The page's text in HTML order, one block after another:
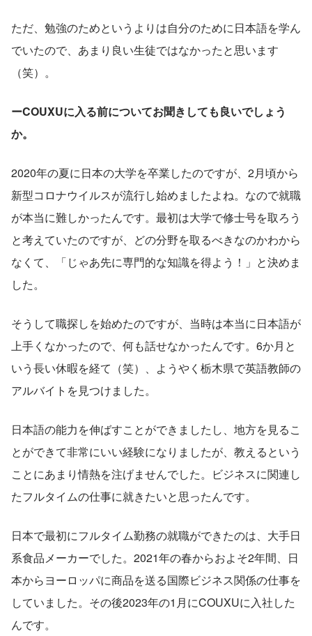
ただ、勉強のためというよりは自分のために日本語を学ん
でいたので、あまり良い生徒ではなかったと思います
（笑）。
ーCOUXUに入る前についてお聞きしても良いでしょう
か。
2020年の夏に日本の大学を卒業したのですが、2月頃から
新型コロナウイルスが流行し始めましたよね。なので就職
が本当に難しかったんです。最初は大学で修士号を取ろう
と考えていたのですが、どの分野を取るべきなのかわから
なくて、「じゃあ先に専門的な知識を得よう！」と決めま
した。
そうして職探しを始めたのですが、当時は本当に日本語が
上手くなかったので、何も話せなかったんです。6か月と
いう長い休暇を経て（笑）、ようやく栃木県で英語教師の
アルバイトを見つけました。
日本語の能力を伸ばすことができましたし、地方を見るこ
とができて非常にいい経験になりましたが、教えるという
ことにあまり情熱を注げませんでした。ビジネスに関連し
たフルタイムの仕事に就きたいと思ったんです。
日本で最初にフルタイム勤務の就職ができたのは、大手日
系食品メーカーでした。2021年の春からおよそ2年間、日
本からヨーロッパに商品を送る国際ビジネス関係の仕事を
していました。その後2023年の1月にCOUXUに入社した
んです。